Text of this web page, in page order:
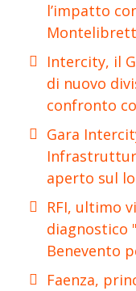
l’impatto
Intercity, il
di nuovo
confronto
Gara
aperto sul
RFI, ultimo
diagnostico
Benevento
Faenza,